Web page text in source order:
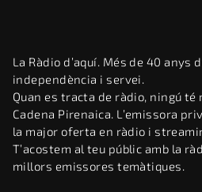
La Ràdio d’aquí. Més de 40 anys
independència i servei.
Quan es tracta de ràdio, ningú té
Cadena Pirenaica. L’emissora
la major oferta en ràdio i
T’acostem al teu públic amb la
millors emissores temàtiques.